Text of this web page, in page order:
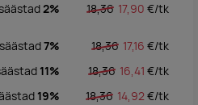
säästad2% 18,36 17,90 €/tk
säästad7% 18,36 17,16 €/tk
11% 18,36 16,41 €/tk
19% 18,36 14,92€/tk